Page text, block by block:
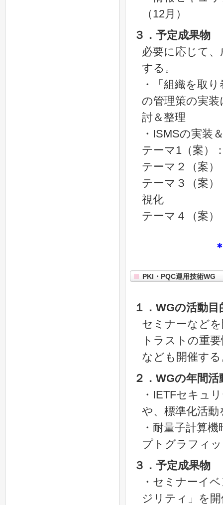
（12月）
３．予定成果物
必要に応じて
する。
・「組織を取
の管理策の実
討＆整理
・ISMSの実装
テーマ1（案）
テーマ２（案
テーマ３（案
視化
テーマ４（案）
PKI・PQC運用技術WG
１．WGの活動目
セミナーなど
トラストの重
なども開催す
２．WGの年間活
・IETFセキュ
や、標準化活
・耐量子計算
プトグラフィ
３．予定成果物
・セミナーイ
ジリティ」を